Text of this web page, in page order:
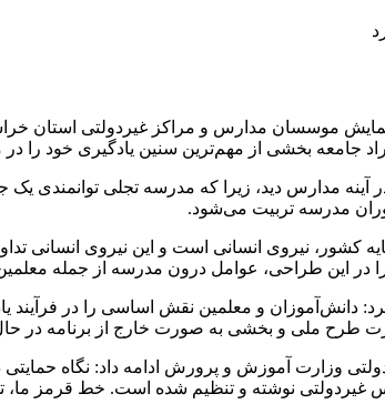
همایش موسسان مدارس و مراکز غیردولتی استان
جامعه بخشی از مهم‌ترین سنین یادگیری خود را
در آینه مدارس دید، زیرا که مدرسه تجلی
مدرسه تربیت می‌شود.
کشور، نیروی انسانی است و این نیروی انسانی
این طراحی، عوامل درون مدرسه از جمله معلمین
دانش‌آموزان و معلمین نقش اساسی را در فرآیند
طرح ملی و بخشی به صورت‌ خارج از برنامه در
وزارت آموزش و پرورش ادامه داد: نگاه حمایتی
نوشته و تنظیم شده است. خط قرمز ما،